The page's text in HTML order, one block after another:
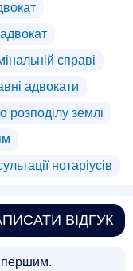
справі
адвокати
розподілу землі
нотаріусів
ВІДГУК
першим.